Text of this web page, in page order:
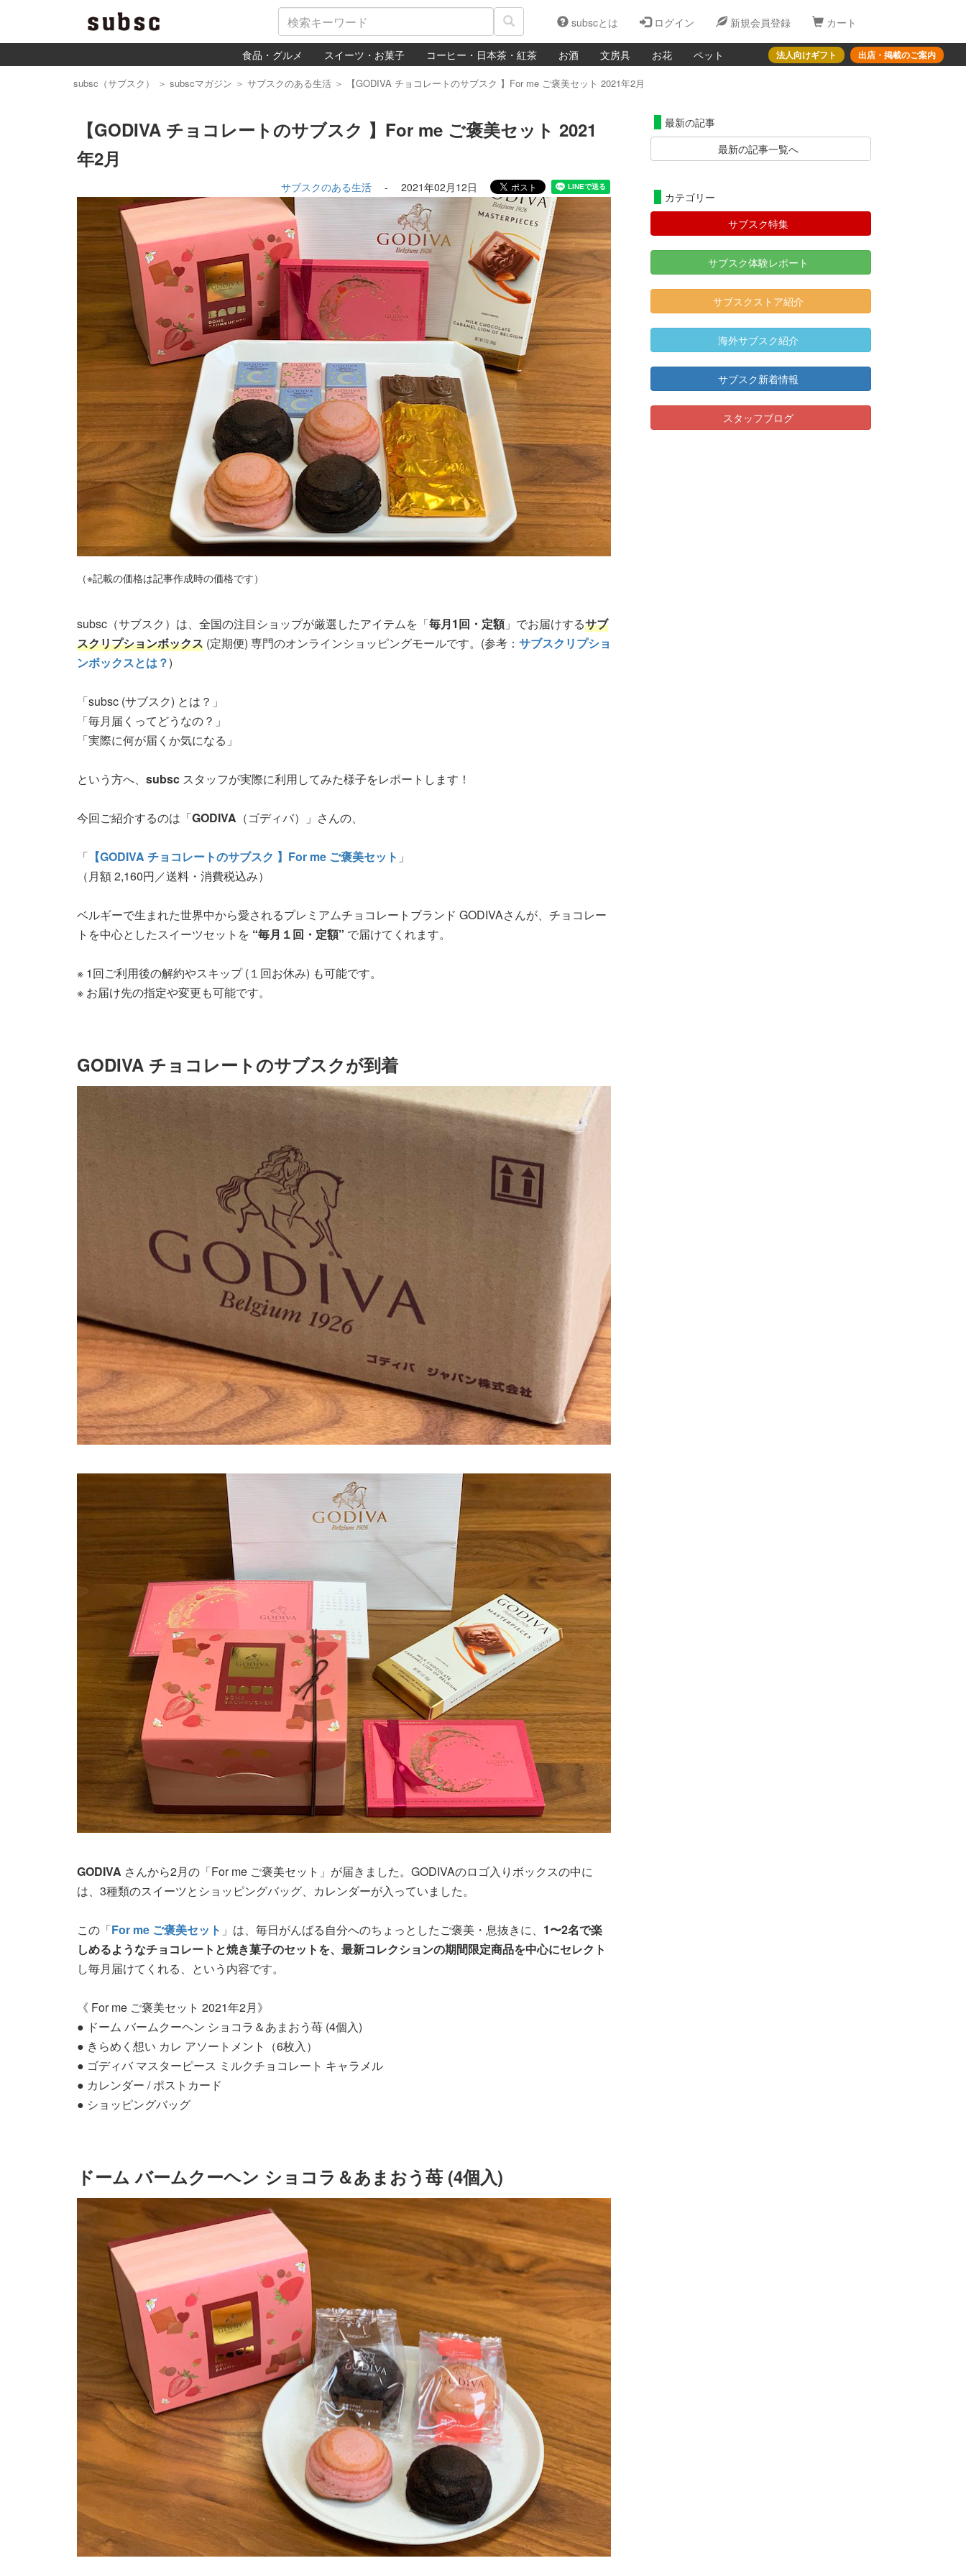
subscとは ログイン 新規会員登録 カート
食品・グルメ スイーツ・お菓子 コーヒー・日本茶・紅茶 お酒 文房具 お花 ペット 法人向けギフト 出店・掲載のご案内
subsc（サブスク） ＞ subscマガジン ＞ サブスクのある生活 ＞ 【GODIVA チョコレートのサブスク 】For me ご褒美セット 2021年2月
【GODIVA チョコレートのサブスク 】For me ご褒美セット 2021
年2月
サブスクのある生活 -2021年02月12日
（※記載の価格は記事作成時の価格です）
subsc（サブスク）は、全国の注目ショップが厳選したアイテムを「毎月1回・定額」でお届けするサブ
スクリプションボックス (定期便) 専門のオンラインショッピングモールです。(参考： サブスクリプショ
ンボックスとは？)
「subsc (サブスク) とは？」
「毎月届くってどうなの？」
「実際に何が届くか気になる」
という方へ、 subsc スタッフが実際に利用してみた様子をレポートします！
今回ご紹介するのは「GODIVA （ゴディバ）」さんの、
「 【GODIVA チョコレートのサブスク 】For me ご褒美セット 」
（月額 2,160円／送料・消費税込み）
ベルギーで生まれた世界中から愛されるプレミアムチョコレートブランド GODIVAさんが、チョコレー
トを中心としたスイーツセットを “毎月１回・定額” で届けてくれます。
※ 1回ご利用後の解約やスキップ (１回お休み) も可能です。
※ お届け先の指定や変更も可能です。
GODIVA チョコレートのサブスクが到着
GODIVA さんから2月の「For me ご褒美セット」が届きました。GODIVAのロゴ入りボックスの中に
は、3種類のスイーツとショッピングバッグ、カレンダーが入っていました。
この「For me ご褒美セット 」は、毎日がんばる自分へのちょっとしたご褒美・息抜きに、 1〜2名で楽
しめるようなチョコレートと焼き菓子のセットを、最新コレクションの期間限定商品を中心にセレクト
し毎月届けてくれる、という内容です。
《 For me ご褒美セット 2021年2月》
● ドーム バームクーヘン ショコラ＆あまおう苺 (4個入)
● きらめく想い カレ アソートメント（6枚入）
● ゴディバ マスターピース ミルクチョコレート キャラメル
● カレンダー / ポストカード
● ショッピングバッグ
ドーム バームクーヘン ショコラ＆あまおう苺 (4個入)
最新の記事
最新の記事一覧へ
カテゴリー
サブスク特集
サブスク体験レポート
サブスクストア紹介
海外サブスク紹介
サブスク新着情報
スタッフブログ